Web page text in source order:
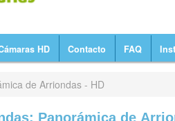
HD Contacto FAQ
de Arriondas - HD
Panorámica de